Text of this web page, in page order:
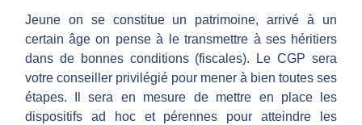
Jeune on se constitue un patrimoine, arrivé à un
certain âge on pense à le transmettre à ses héritiers
dans de bonnes conditions (fiscales). Le CGP sera
votre conseiller privilégié pour mener à bien toutes ses
étapes. Il sera en mesure de mettre en place les
dispositifs ad hoc et pérennes pour atteindre les